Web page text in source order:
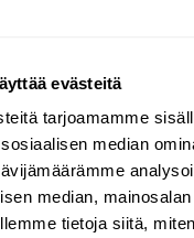
evästeitä
tarjoamamme
median
median,
tietoja siitä,
LEHTI
Uusin lehti
Tilaa